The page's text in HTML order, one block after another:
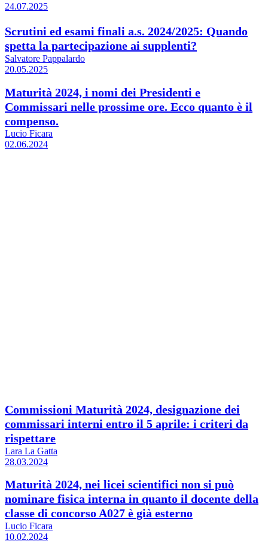
24.07.2025
Scrutini ed esami finali a.s. 2024/2025: Quando
spetta la partecipazione ai supplenti?
Salvatore Pappalardo
20.05.2025
Maturità 2024, i nomi dei Presidenti e
Commissari nelle prossime ore. Ecco quanto è il
compenso.
Lucio Ficara
02.06.2024
Commissioni Maturità 2024, designazione dei
commissari interni entro il 5 aprile: i criteri da
rispettare
Lara La Gatta
28.03.2024
Maturità 2024, nei licei scientifici non si può
nominare fisica interna in quanto il docente della
classe di concorso A027 è già esterno
Lucio Ficara
10.02.2024